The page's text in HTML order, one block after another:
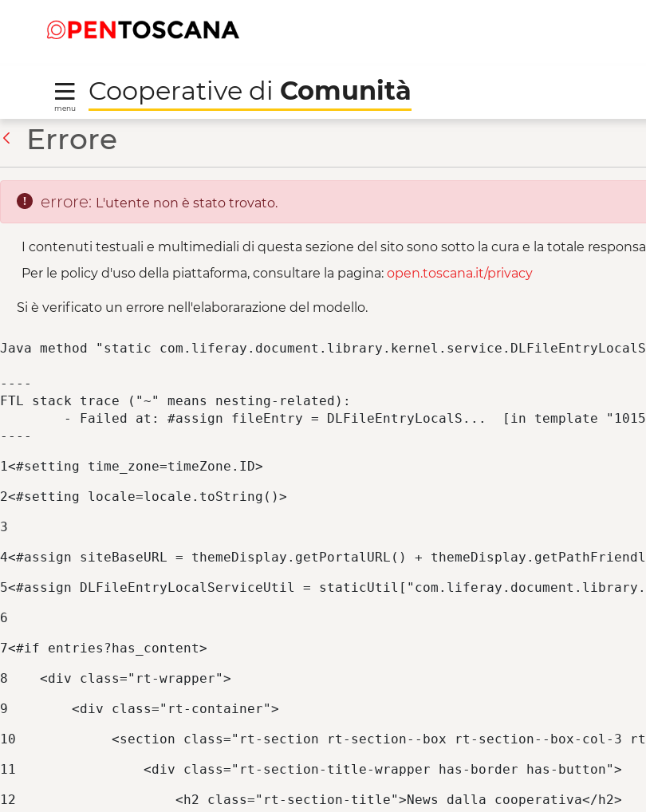
menu
Cooperative di Comunità
La Guinadese - Cooperative di Comunità
Errore
errore: L'utente non è stato trovato.
I contenuti testuali e multimediali di questa sezione del sito sono sotto la cura e la totale
Per le policy d'uso della piattaforma, consultare la pagina: open.toscana.it/privacy
Si è verificato un errore nell'elaborarazione del modello.
Java method "static
----
FTL stack trace ("~" means nesting-related):
----
1<#setting time_zone=timeZone.ID>
2<#setting locale=locale.toString()>
3
4<#assign siteBaseURL = themeDisplay.getPortalURL() +
5<#assign DLFileEntryLocalServiceUtil =
6
7<#if entries?has_content>
8
    <div class="rt-wrapper">
9
        <div class="rt-container">
10
<section class="rt-section rt-section--box rt-section--box-col-3
11
                <div class="rt-section-title-wrapper has-border has-button">
12
                    <h2 class="rt-section-title">News dalla cooperativa</h2>